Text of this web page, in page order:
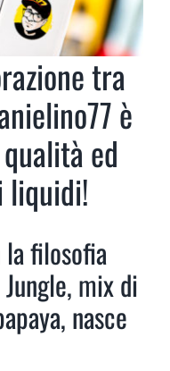
tra
è
ed
liquidi!
la filosofia
mix di
nasce